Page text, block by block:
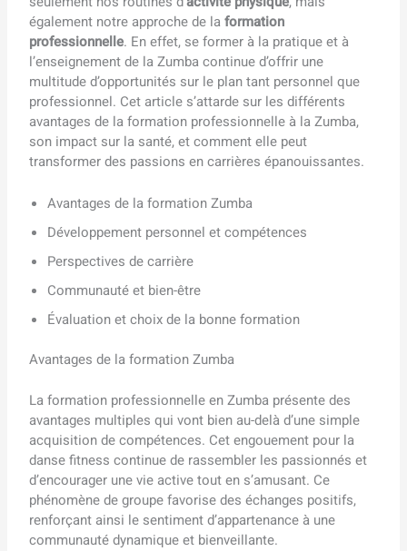
également notre approche de laformation
professionnelle. En effet, se former à la pratique et à
l’enseignement de la Zumba continue d’offrir une
multitude d’opportunités sur le plan tant personnel que
professionnel. Cet article s’attarde sur les différents
avantages de la formation professionnelle à la Zumba,
son impact sur la santé, et comment elle peut
transformer des passions en carrières épanouissantes.
Avantages de la formation Zumba
Développement personnel et compétences
Perspectives de carrière
Communauté et bien-être
Évaluation et choix de la bonne formation
Avantages de la formation Zumba
La formation professionnelle en Zumba présente des
avantages multiples qui vont bien au-delà d’une simple
acquisition de compétences. Cet engouement pour la
danse fitness continue de rassembler les passionnés et
d’encourager une vie active tout en s’amusant. Ce
phénomène de groupe favorise des échanges positifs,
renforçant ainsi le sentiment d’appartenance à une
communauté dynamique et bienveillante.